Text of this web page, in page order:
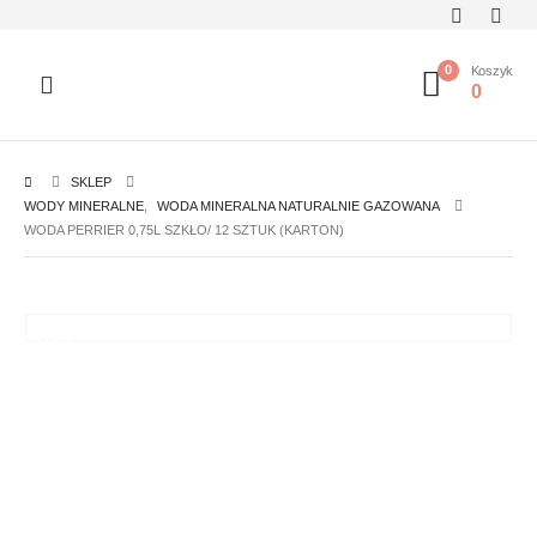
0 Koszyk
0
SKLEP
WODY MINERALNE
WODA MINERALNA NATURALNIE GAZOWANA
WODA PERRIER 0,75L SZKŁO/ 12 SZTUK (KARTON)